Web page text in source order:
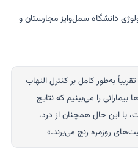
دانشگاه سمل‌وایز مجارستان و
به‌طور کامل بر کنترل التهاب
بیمارانی را می‌بینیم که نتایج
با این حال همچنان از درد،
روزمره رنج می‌برند.»